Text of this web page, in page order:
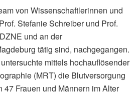
von Wissenschaftlerinnen und
Stefanie Schreiber und Prof.
und an der
tätig sind, nachgegangen.
mittels hochauflösender
(MRT) die Blutversorgung
47 Frauen und Männern im Alter